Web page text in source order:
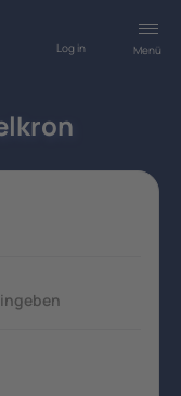
Menü
Log in